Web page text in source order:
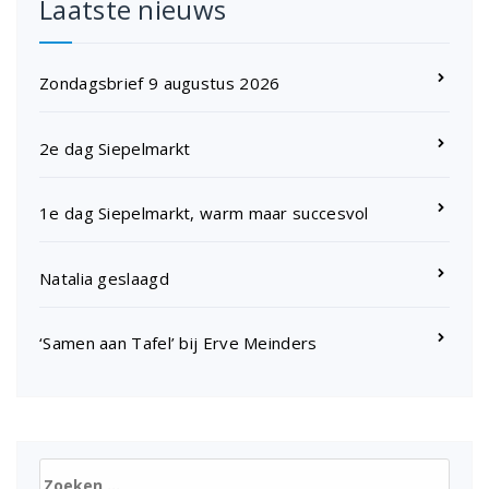
Laatste nieuws
Zondagsbrief 9 augustus 2026
2e dag Siepelmarkt
1e dag Siepelmarkt, warm maar succesvol
Natalia geslaagd
‘Samen aan Tafel’ bij Erve Meinders